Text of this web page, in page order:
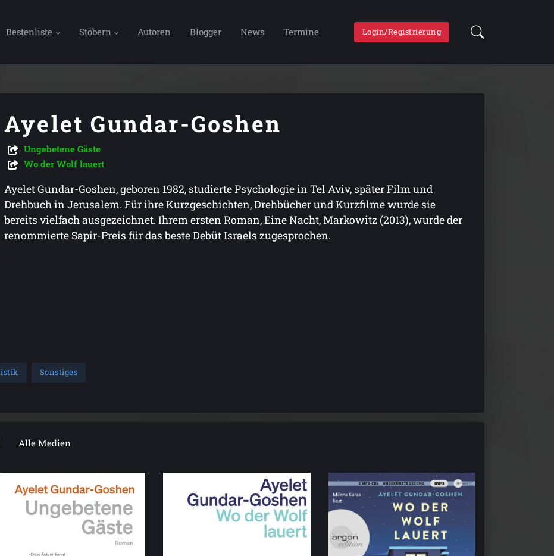
Bestenliste Stöbern Autoren Blogger News Termine Login/Registrierung
Ayelet Gundar-Goshen
Ungebetene Gäste
Wo der Wolf lauert
Ayelet Gundar-Goshen, geboren 1982, studierte Psychologie in Tel Aviv, später Film und
Drehbuch in Jerusalem. Für ihre Kurzgeschichten, Drehbücher und Kurzfilme wurde sie
bereits vielfach ausgezeichnet. Ihrem ersten Roman, Eine Nacht, Markowitz (2013), wurde der
renommierte Sapir-Preis für das beste Debüt Israels zugesprochen.
Sonstiges
Alle Medien